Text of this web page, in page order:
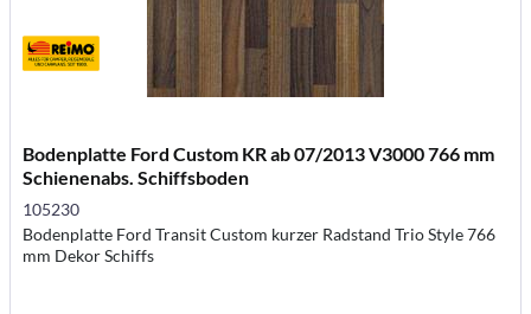
Bodenplatte Ford Custom KR ab 07/2013 V3000 766 mm
Schienenabs. Schiffsboden
105230
Bodenplatte Ford Transit Custom kurzer Radstand Trio Style 766
mm Dekor Schiffs